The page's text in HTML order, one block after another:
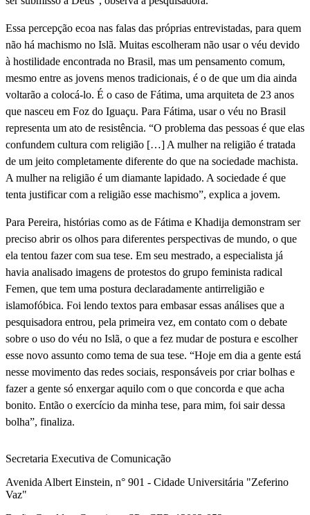
Essa percepção ecoa nas falas das próprias entrevistadas, para quem
não há machismo no Islã. Muitas escolheram não usar o véu devido
à hostilidade encontrada no Brasil, mas um pensamento comum,
mesmo entre as jovens menos tradicionais, é o de que um dia ainda
voltarão a colocá-lo. É o caso de Fátima, uma arquiteta de 23 anos
que nasceu em Foz do Iguaçu. Para Fátima, usar o véu no Brasil
representa um ato de resistência. “O problema das pessoas é que elas
confundem cultura com religião […] A mulher na religião é tratada
de um jeito completamente diferente do que na sociedade machista.
A mulher na religião é um diamante lapidado. A sociedade é que
tenta justificar com a religião esse machismo”, explica a jovem.
Para Pereira, histórias como as de Fátima e Khadija demonstram ser
preciso abrir os olhos para diferentes perspectivas de mundo, o que
ela tentou fazer com sua tese. Em seu mestrado, a especialista já
havia analisado imagens de protestos do grupo feminista radical
Femen, que tem uma postura declaradamente antirreligião e
islamofóbica. Foi lendo textos para embasar essas análises que a
pesquisadora entrou, pela primeira vez, em contato com o debate
sobre o uso do véu no Islã, o que a fez mudar de postura e escolher
esse novo assunto como tema de sua tese. “Hoje em dia a gente está
nesse movimento das redes sociais, responsáveis por criar bolhas e
fazer a gente só enxergar aquilo com o que concorda e que acha
bonito. Então o exercício da minha tese, para mim, foi sair dessa
bolha”, finaliza.
Secretaria Executiva de Comunicação
Avenida Albert Einstein, n° 901 - Cidade Universitária "Zeferino
Vaz"